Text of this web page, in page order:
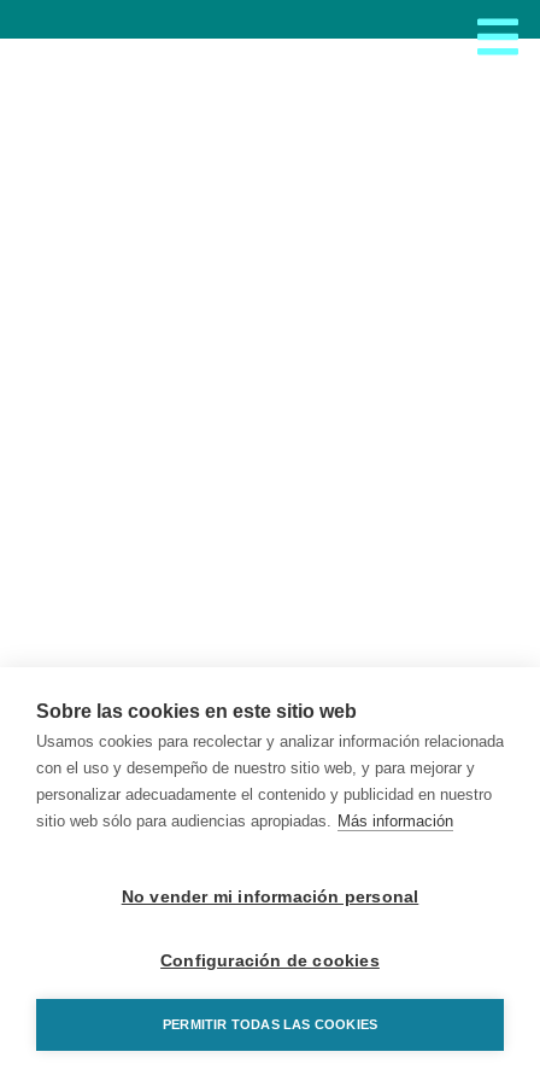
Sobre las cookies en este sitio web
Usamos cookies para recolectar y analizar información relacionada
con el uso y desempeño de nuestro sitio web, y para mejorar y
personalizar adecuadamente el contenido y publicidad en nuestro
sitio web sólo para audiencias apropiadas. Más información
No vender mi información personal
Configuración de cookies
PERMITIR TODAS LAS COOKIES